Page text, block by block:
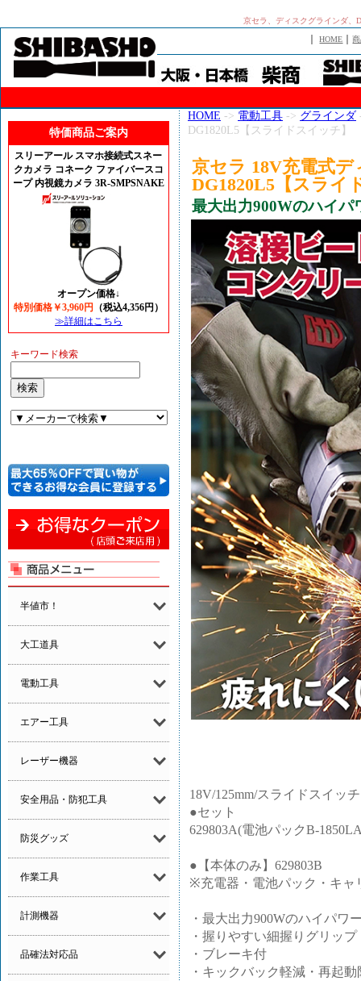
京セラ、ディスクグラインダ
｜HOME ｜
特価商品ご案内
スリーアール スマホ接続式スネー
クカメラ コネーク ファイバースコ
ープ 内視鏡カメラ 3R-SMPSNAKE
オープン価格↓
特別価格￥3,960円
（税込4,356円）
≫詳細はこちら
キーワード検索
半値市！
大工道具
電動工具
エアー工具
レーザー機器
安全用品・防犯工具
防災グッズ
作業工具
計測機器
品確法対応品
HOME -> 電動工具 -> グラインダ
DG1820L5【スライドスイッチ】
京セラ 18V充電式
DG1820L5【スライ
最大出力900Wのハイパ
18V/125mm/スライドスイッチ
●セット
629803A(電池パックB-
●【本体のみ】629803B
※充電器・電池パック・キャ
・最大出力900Wのハイパワ
・握りやすい細握りグリップ
・ブレーキ付
・キックバック軽減・再起